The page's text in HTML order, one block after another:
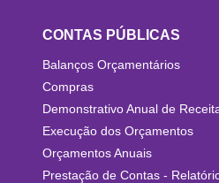
CONTAS PÚBLICAS
Balanços Orçamentários
Compras
Demonstrativo Anual de
Execução dos Orçamentos
Orçamentos Anuais
Prestação de Contas -